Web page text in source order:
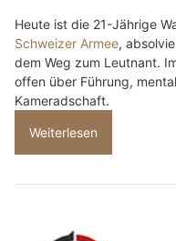
Heute ist die 21-Jährige
Schweizer Armee,
dem Weg zum Leutnant.
offen über Führung,
Kameradschaft.
Weiterlesen